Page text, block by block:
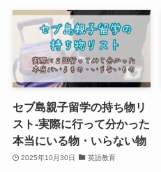
セブ島親子留学の持ち物リ
スト-実際に行って分かった
本当にいる物・いらない物
2025年10月30日 英語教育